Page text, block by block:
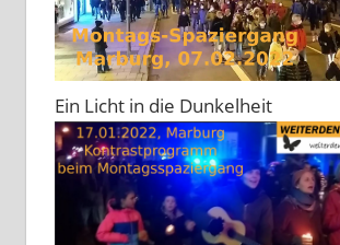
Ein Licht in die Dunkelheit